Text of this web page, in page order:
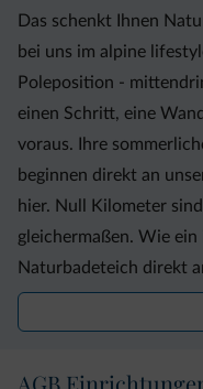
Das schenkt Ihnen
bei uns im alpine
Poleposition -
einen Schritt, eine
voraus. Ihre
beginnen direkt an
hier. Null Kilometer
gleichermaßen. Wie
Naturbadeteich direkt
360 Grad
Eintauchen. Noch
AGB